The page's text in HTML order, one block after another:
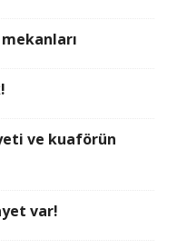
ve kuaförün
var!